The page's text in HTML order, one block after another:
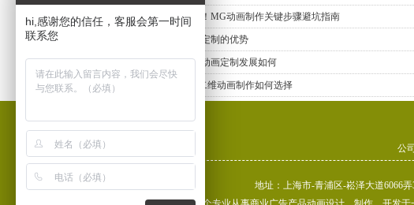
新手必知！MG动画制作关键步骤避坑指南
三维动画定制的优势
上海三维动画定制发展如何
专业MG二维动画制作如何选择
公
地址：上海市-青浦区-崧泽大道6066
hi,感谢您的信任，客服会第一时间
联系您